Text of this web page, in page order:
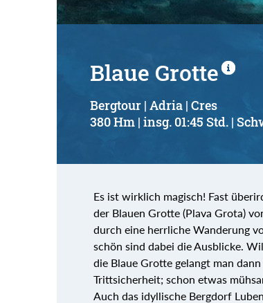
Blaue Grotte
Bergtour | Adria | Cres
380 Hm | insg. 01:45 Std. |
Es ist wirklich magisch! Fast
der Blauen Grotte (Plava Grota)
durch eine herrliche Wanderung
schön sind dabei die Ausblicke.
die Blaue Grotte gelangt man
Trittsicherheit; schon etwas
Auch das idyllische Bergdorf